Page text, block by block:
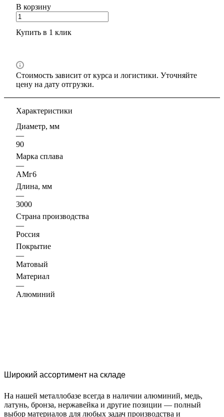
В корзину
Купить в 1 клик
Стоимость зависит от курса и логистики. Уточняйте
цену на дату отгрузки.
Характеристики
Диаметр, мм
—
90
Марка сплава
—
АМг6
Длина, мм
—
3000
Страна производства
—
Россия
Покрытие
—
Матовый
Материал
—
Алюминий
Широкий ассортимент на складе
На нашей металлобазе всегда в наличии алюминий, медь,
латунь, бронза, нержавейка и другие позиции — полный
выбор материалов для любых задач производства и